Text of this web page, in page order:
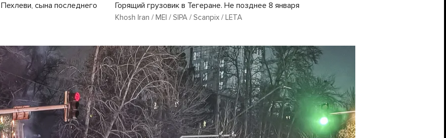
сына последнего
Горящий грузовик в Тегеране. Не позднее 8 января
Khosh Iran / MEI / SIPA / Scanpix / LETA